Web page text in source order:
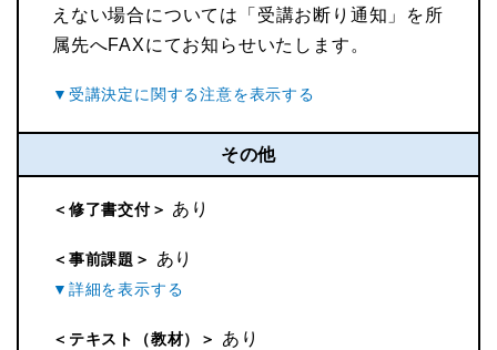
えない場合については「受講お断り通知」を所
属先へFAXにてお知らせいたします。
その他
＜修了書交付＞ あり
＜事前課題＞ あり
＜テキスト（教材）＞ あり